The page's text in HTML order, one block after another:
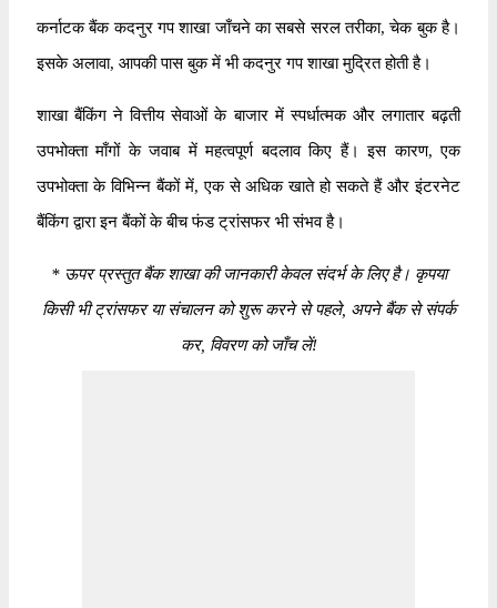
कर्नाटक बैंक कदनुर गप शाखा जाँचने का सबसे सरल तरीका, चेक बुक है।
इसके अलावा, आपकी पास बुक में भी कदनुर गप शाखा मुद्रित होती है।
शाखा बैंकिंग ने वित्तीय सेवाओं के बाजार में स्पर्धात्मक और लगातार बढ़ती
उपभोक्ता माँगों के जवाब में महत्वपूर्ण बदलाव किए हैं। इस कारण, एक
उपभोक्ता के विभिन्न बैंकों में, एक से अधिक खाते हो सकते हैं और इंटरनेट
बैंकिंग द्वारा इन बैंकों के बीच फंड ट्रांसफर भी संभव है।
*ऊपर प्रस्तुत बैंक शाखा की जानकारी केवल संदर्भ के लिए है। कृपया
किसी भी ट्रांसफर या संचालन को शुरू करने से पहले, अपने बैंक से संपर्क
कर, विवरण को जाँच लें!